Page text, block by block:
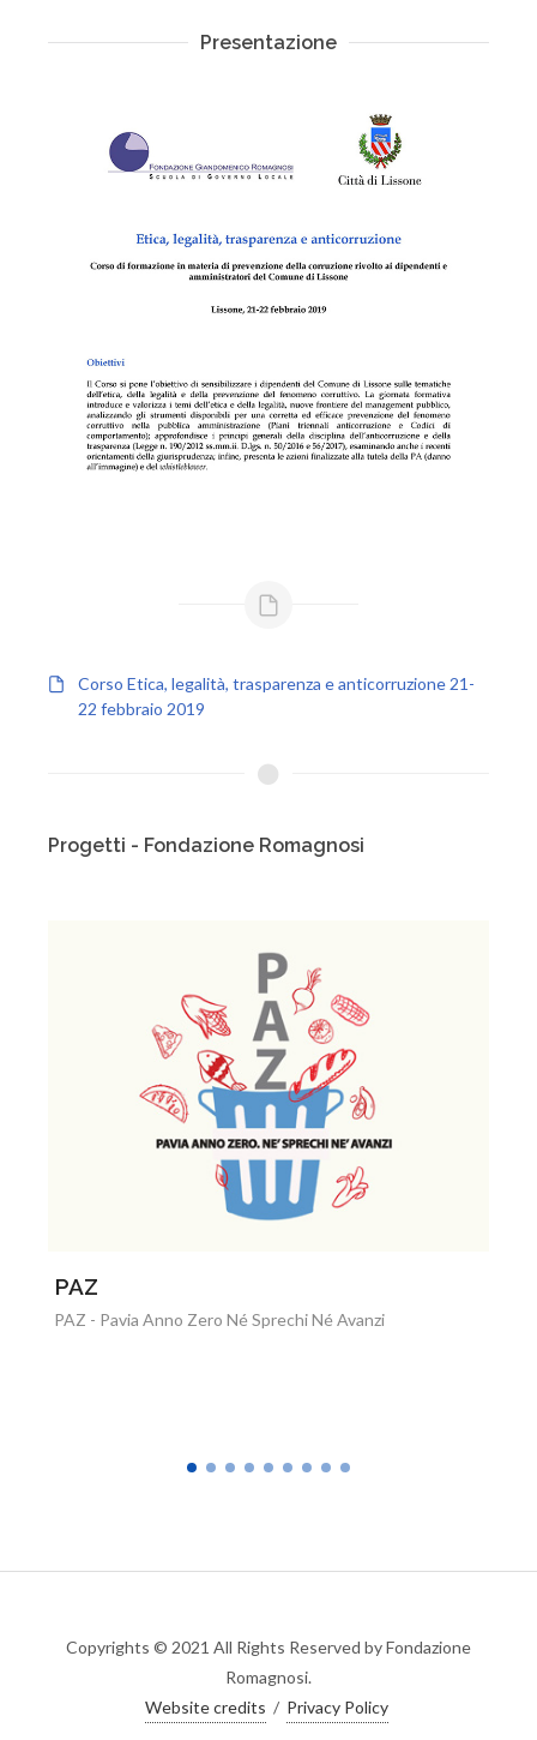
Presentazione
Corso Etica, legalità, trasparenza e anticorruzione 21-
22 febbraio 2019
Progetti - Fondazione Romagnosi
Anno Zero Né Sprechi Né Avanzi
Bilancio
Copyrights © 2021 All Rights Reserved by Fondazione
Romagnosi.
Website credits / Privacy Policy